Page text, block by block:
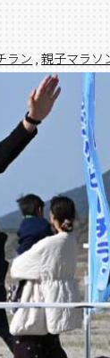
ラン , 親子マラソ